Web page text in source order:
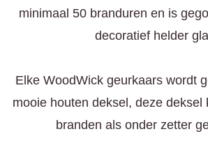
minimaal 50 branduren en is
decoratief helder
Elke WoodWick geurkaars wordt
mooie houten deksel, deze deksel
branden als onder zetter